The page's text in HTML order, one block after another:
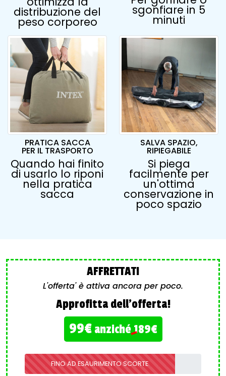
distribuzione del
peso corporeo
sgonfiare in 5
minuti
PRATICA SACCA
PER IL TRASPORTO
Quando hai finito
di usarlo lo riponi
nella pratica
sacca
SALVA SPAZIO,
RIPIEGABILE
Si piega
facilmente per
un'ottima
conservazione in
poco spazio
AFFRETTATI
L'offerta' è attiva ancora per poco.
Approfitta dell'offerta!
99€anziché189€
FINO AD ESAURIMENTO SCORTE